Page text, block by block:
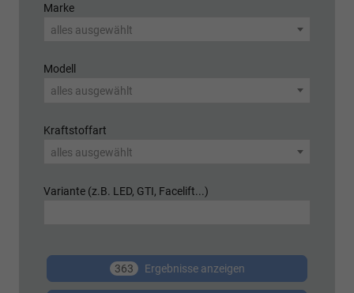
Marke
alles ausgewählt
Modell
alles ausgewählt
Kraftstoffart
alles ausgewählt
Variante (z.B. LED, GTI, Facelift...)
363 Ergebnisse anzeigen